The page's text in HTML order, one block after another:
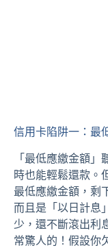
信用卡陷阱一：最
「最低應繳金額
時也能輕鬆還款。
最低應繳金額，剩
而且是「以日計息
少，還不斷滾出利
常驚人的！假設你